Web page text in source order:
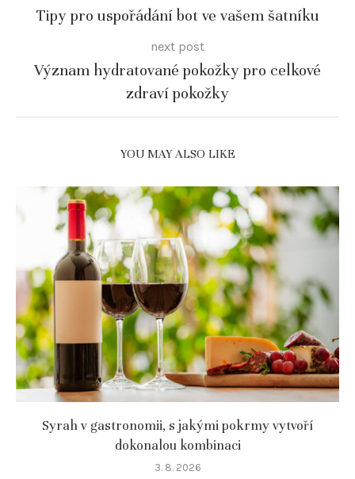
Tipy pro uspořádání bot ve vašem šatníku
next post
Význam hydratované pokožky pro celkové
zdraví pokožky
YOU MAY ALSO LIKE
Syrah v gastronomii, s jakými pokrmy vytvoří
dokonalou kombinaci
3. 8. 2026